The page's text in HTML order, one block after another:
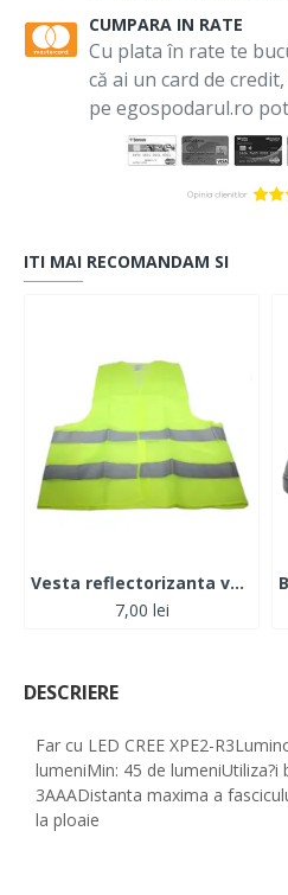
CUMPARA IN RATE
Cu plata în rate te
că ai un card de
pe egospodarul.ro
ITI MAI RECOMANDAM SI
Vesta reflectorizanta verde
7,00 lei
DESCRIERE
Far cu LED CREE XPE2-
lumeniMin: 45 de lumeniUtiliza?i
3AAADistanta maxima a
la ploaie